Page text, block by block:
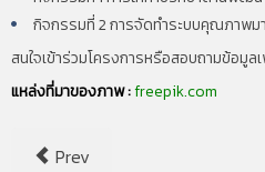
กิจกรรมที่ 2 การจัดทำระบบคุณภาพมา
สนใจเข้าร่วมโครงการหรือสอบถามข้อมูล
แหล่งที่มาของภาพ :freepik.com
Prev